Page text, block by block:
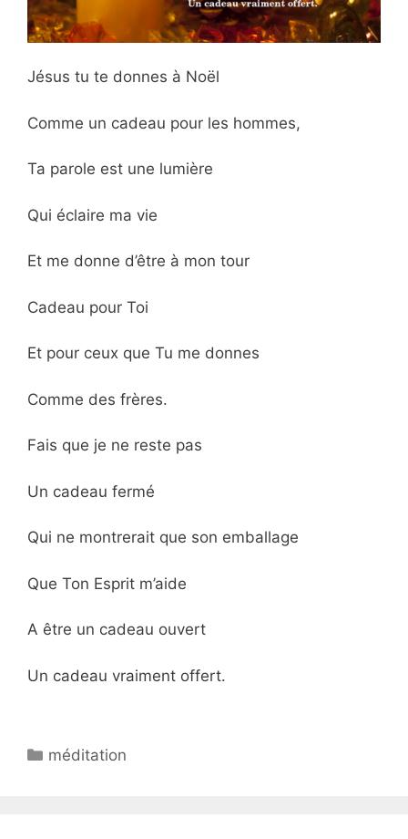
Jésus tu te donnes à Noël
Comme un cadeau pour les hommes,
Ta parole est une lumière
Qui éclaire ma vie
Et me donne d’être à mon tour
Cadeau pour Toi
Et pour ceux que Tu me donnes
Comme des frères.
Fais que je ne reste pas
Un cadeau fermé
Qui ne montrerait que son emballage
Que Ton Esprit m’aide
A être un cadeau ouvert
Un cadeau vraiment offert.
méditation